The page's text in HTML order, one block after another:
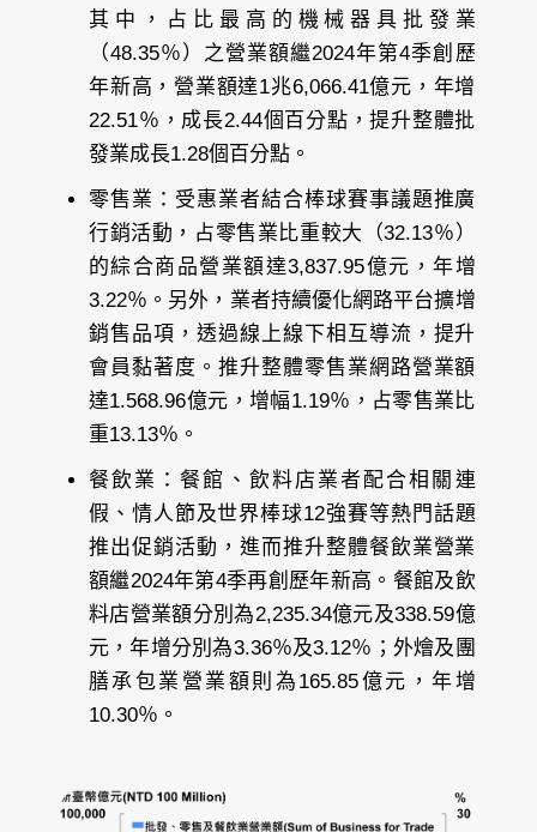
其中，占比最高的機械器具批發業
（48.35％）之營業額繼2024年第4季創歷
年新高，營業額達1兆6,066.41億元，年增
22.51％，成長2.44個百分點，提升整體批
發業成長1.28個百分點。
零售業：受惠業者結合棒球賽事議題推廣
行銷活動，占零售業比重較大（32.13％）
的綜合商品營業額達3,837.95億元，年增
3.22％。另外，業者持續優化網路平台擴增
銷售品項，透過線上線下相互導流，提升
會員黏著度。推升整體零售業網路營業額
達1.568.96億元，增幅1.19％，占零售業比
重13.13％。
餐飲業：餐館、飲料店業者配合相關連
假、情人節及世界棒球12強賽等熱門話題
推出促銷活動，進而推升整體餐飲業營業
額繼2024年第4季再創歷年新高。餐館及飲
料店營業額分別為2,235.34億元及338.59億
元，年增分別為3.36％及3.12％；外燴及團
膳承包業營業額則為165.85億元，年增
10.30％。